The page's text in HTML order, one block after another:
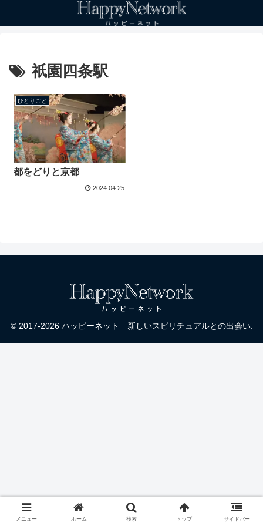
祇園四条駅
ひとりごと
都をどりと京都
2024.04.25
© 2017-2026 ハッピーネット 新しいスピリチュアルとの出会い.
メニュー ホーム 検索 トップ サイドバー